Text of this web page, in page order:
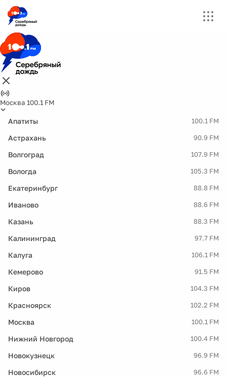
Москва 100.1 FM
Апатиты 100.1 FM
Астрахань 90.9 FM
Волгоград 107.9 FM
Вологда 105.3 FM
Екатеринбург 88.8 FM
Иваново 88.6 FM
Казань 88.3 FM
Калининград 97.7 FM
Калуга 106.1 FM
Кемерово 91.5 FM
Киров 104.3 FM
Красноярск 102.2 FM
Москва 100.1 FM
Нижний Новгород 100.4 FM
Новокузнецк 96.9 FM
Новосибирск 96.6 FM